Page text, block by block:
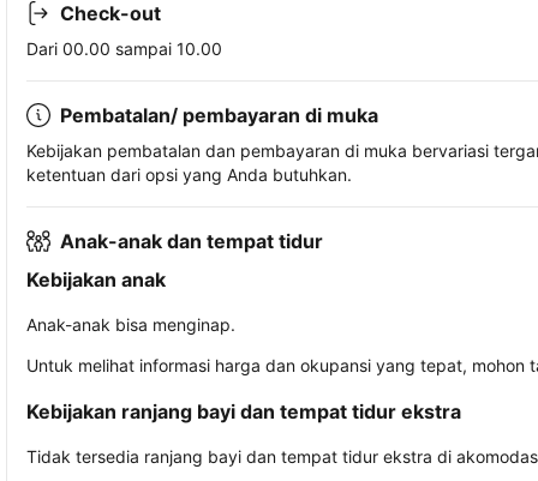
Check-out
Dari 00.00 sampai 10.00
Pembatalan/ pembayaran di muka
Kebijakan pembatalan dan pembayaran di muka bervariasi
ketentuan dari opsi yang Anda butuhkan.
Anak-anak dan tempat tidur
Kebijakan anak
Anak-anak bisa menginap.
Untuk melihat informasi harga dan okupansi yang tepat,
Kebijakan ranjang bayi dan tempat tidur ekstra
Tidak tersedia ranjang bayi dan tempat tidur ekstra di